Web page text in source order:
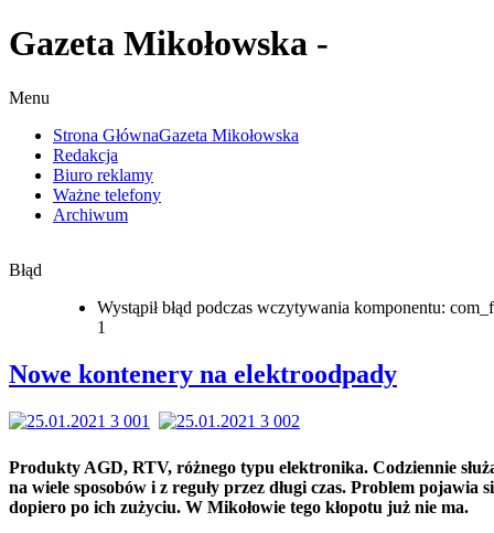
Gazeta Mikołowska -
Menu
Strona GłównaGazeta Mikołowska
Redakcja
Biuro reklamy
Ważne telefony
Archiwum
Błąd
Wystąpił błąd podczas wczytywania komponentu:
1
Nowe kontenery na elektroodpady
Produkty AGD, RTV, różnego typu elektronika. Codziennie
na wiele sposobów i z reguły przez długi czas. Problem pojawia
dopiero po ich zużyciu. W Mikołowie tego kłopotu już nie ma.